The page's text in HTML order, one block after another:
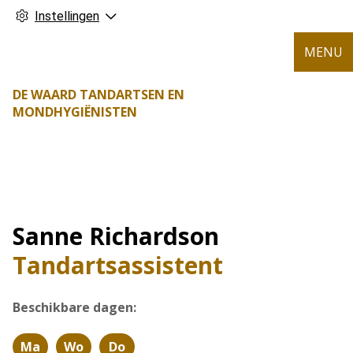
Instellingen
DE WAARD TANDARTSEN EN
MONDHYGIËNISTEN
MENU
Sanne Richardson
Tandartsassistent
Beschikbare dagen:
Ma Wo Do